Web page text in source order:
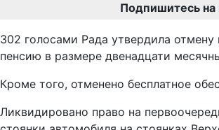
Подпишитесь на
302 голосами Рада утвердила
пенсию в размере двенадцати
Кроме того, отменено бесплатное
Ликвидировано право на